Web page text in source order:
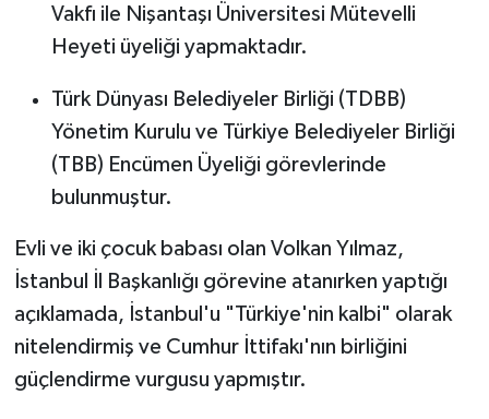
Vakfı ile Nişantaşı Üniversitesi Mütevelli
Heyeti üyeliği yapmaktadır.
Türk Dünyası Belediyeler Birliği (TDBB)
Yönetim Kurulu ve Türkiye Belediyeler Birliği
(TBB) Encümen Üyeliği görevlerinde
bulunmuştur.
Evli ve iki çocuk babası olan Volkan Yılmaz,
İstanbul İl Başkanlığı görevine atanırken yaptığı
açıklamada, İstanbul'u "Türkiye'nin kalbi" olarak
nitelendirmiş ve Cumhur İttifakı'nın birliğini
güçlendirme vurgusu yapmıştır.